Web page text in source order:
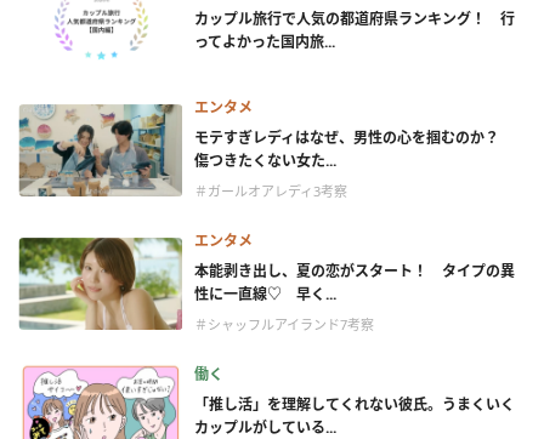
カップル旅行で人気の都道府県ランキング！ 行
ってよかった国内旅...
エンタメ
モテすぎレディはなぜ、男性の心を掴むのか？
傷つきたくない女た...
＃ガールオアレディ3考察
エンタメ
本能剥き出し、夏の恋がスタート！ タイプの異
性に一直線♡ 早く...
＃シャッフルアイランド7考察
働く
「推し活」を理解してくれない彼氏。うまくいく
カップルがしている...